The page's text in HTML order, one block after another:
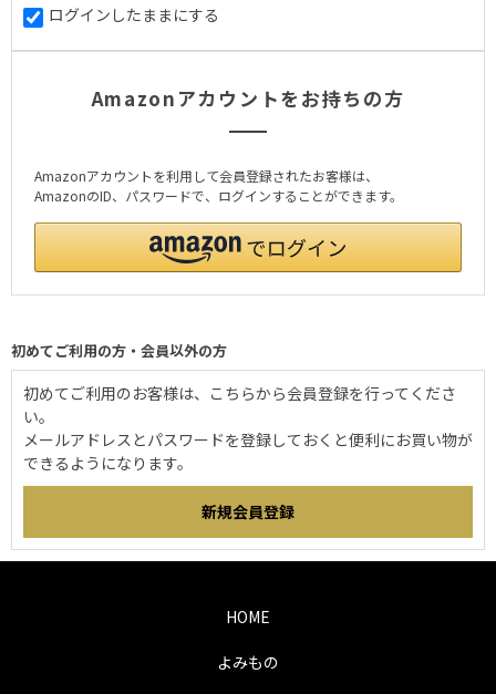
ログインしたままにする
Amazonアカウントをお持ちの方
Amazonアカウントを利用して会員登録されたお客様は、
AmazonのID、パスワードで、ログインすることができます。
初めてご利用の方・会員以外の方
初めてご利用のお客様は、こちらから会員登録を行ってくださ
い。
メールアドレスとパスワードを登録しておくと便利にお買い物が
できるようになります。
HOME
よみもの